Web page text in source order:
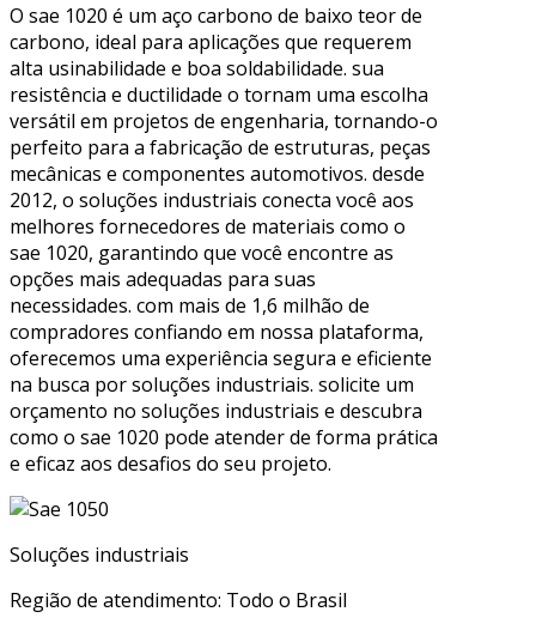
O sae 1020 é um aço carbono de baixo teor de
carbono, ideal para aplicações que requerem
alta usinabilidade e boa soldabilidade. sua
resistência e ductilidade o tornam uma escolha
versátil em projetos de engenharia, tornando-o
perfeito para a fabricação de estruturas, peças
mecânicas e componentes automotivos. desde
2012, o soluções industriais conecta você aos
melhores fornecedores de materiais como o
sae 1020, garantindo que você encontre as
opções mais adequadas para suas
necessidades. com mais de 1,6 milhão de
compradores confiando em nossa plataforma,
oferecemos uma experiência segura e eficiente
na busca por soluções industriais. solicite um
orçamento no soluções industriais e descubra
como o sae 1020 pode atender de forma prática
e eficaz aos desafios do seu projeto.
Soluções industriais
Região de atendimento: Todo o Brasil